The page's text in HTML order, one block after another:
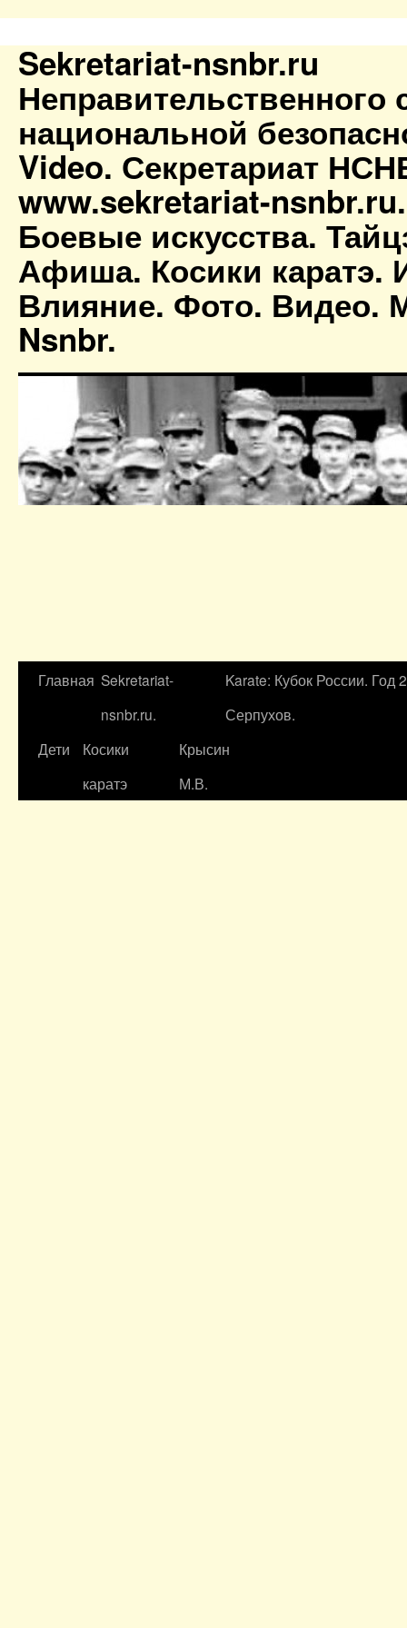
Sekretariat-nsnbr.ru
Неправительственного
национальной
Video. Секретариат
www.sekretariat-
Боевые искусства.
Афиша. Косики каратэ.
Влияние. Фото. Видео.
Nsnbr.
Главная Sekretariat-
nsnbr.ru.
Karate: Кубок России. Год
Серпухов.
Дети
Косики
каратэ
Крысин
М.В.